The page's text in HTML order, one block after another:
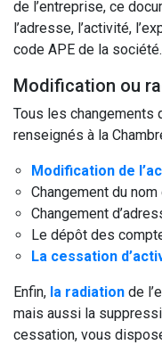
de l’entreprise, ce
l’adresse, l’activité,
code APE de la société.
Modification ou
Tous les changements
renseignés à la
Modification de
Changement du
Changement
Le dépôt des
La cessation
Enfin, la radiation de
mais aussi la
cessation, vous